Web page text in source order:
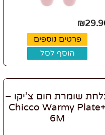
₪
פרטים נוספים
הוסף לסל
שומרת חום צ’יקו –
+Chicco Warmy Plate
6M